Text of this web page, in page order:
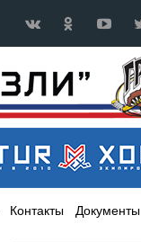
Контакты Документы